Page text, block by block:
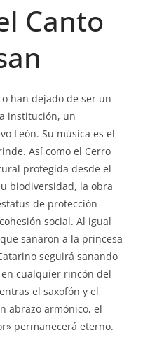
Canto
han dejado de ser un
institución, un
León. Su música es el
Así como el Cerro
protegida desde el
biodiversidad, la obra
de protección
social. Al igual
sanaron a la princesa
seguirá sanando
cualquier rincón del
el saxofón y el
abrazo armónico, el
permanecerá eterno.